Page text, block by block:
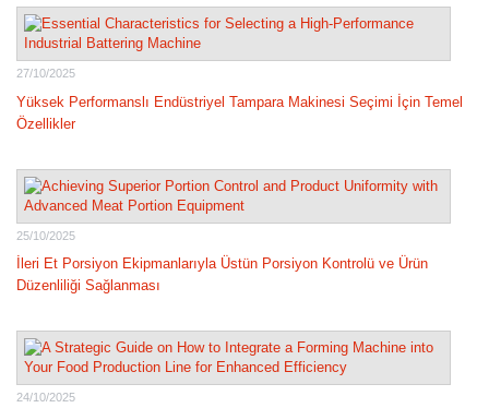
27/10/2025
Yüksek Performanslı Endüstriyel Tampara Makinesi Seçimi İçin Temel
Özellikler
25/10/2025
İleri Et Porsiyon Ekipmanlarıyla Üstün Porsiyon Kontrolü ve Ürün
Düzenliliği Sağlanması
24/10/2025